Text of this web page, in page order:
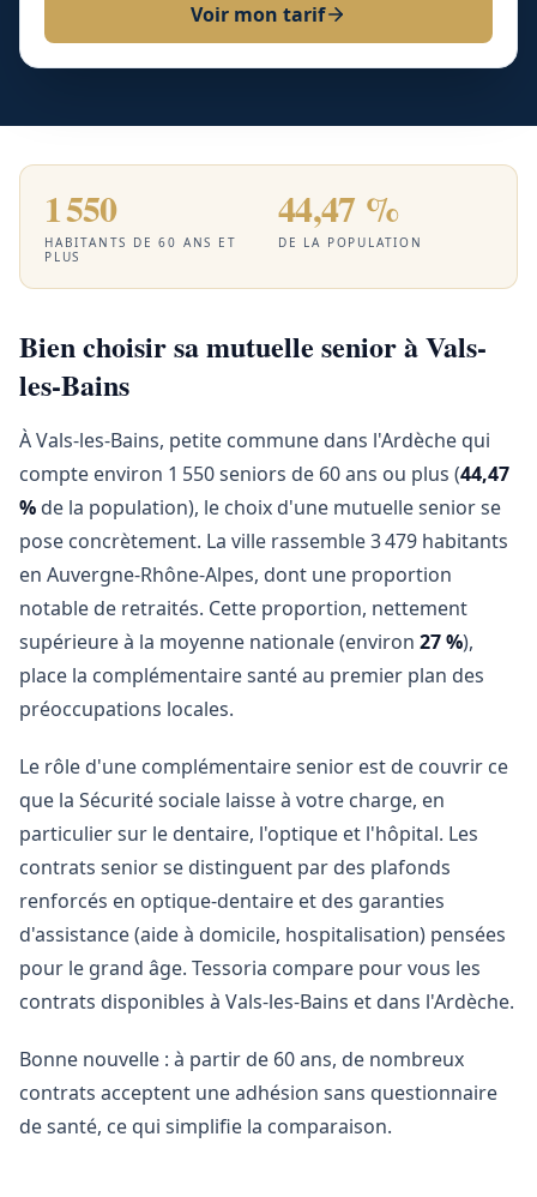
Voir mon tarif
1 550
HABITANTS DE 60 ANS ET
PLUS
44,47 %
DE LA POPULATION
Bien choisir sa mutuelle senior à Vals-
les-Bains
À Vals-les-Bains, petite commune dans l'Ardèche qui
compte environ 1 550 seniors de 60 ans ou plus (44,47
% de la population), le choix d'une mutuelle senior se
pose concrètement. La ville rassemble 3 479 habitants
en Auvergne-Rhône-Alpes, dont une proportion
notable de retraités. Cette proportion, nettement
supérieure à la moyenne nationale (environ 27 %),
place la complémentaire santé au premier plan des
préoccupations locales.
Le rôle d'une complémentaire senior est de couvrir ce
que la Sécurité sociale laisse à votre charge, en
particulier sur le dentaire, l'optique et l'hôpital. Les
contrats senior se distinguent par des plafonds
renforcés en optique-dentaire et des garanties
d'assistance (aide à domicile, hospitalisation) pensées
pour le grand âge. Tessoria compare pour vous les
contrats disponibles à Vals-les-Bains et dans l'Ardèche.
Bonne nouvelle : à partir de 60 ans, de nombreux
contrats acceptent une adhésion sans questionnaire
de santé, ce qui simplifie la comparaison.